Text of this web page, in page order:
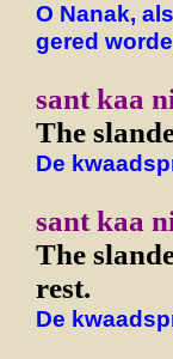
O Nanak,
gered
sant kaa
The
De
sant kaa
The
rest.
De